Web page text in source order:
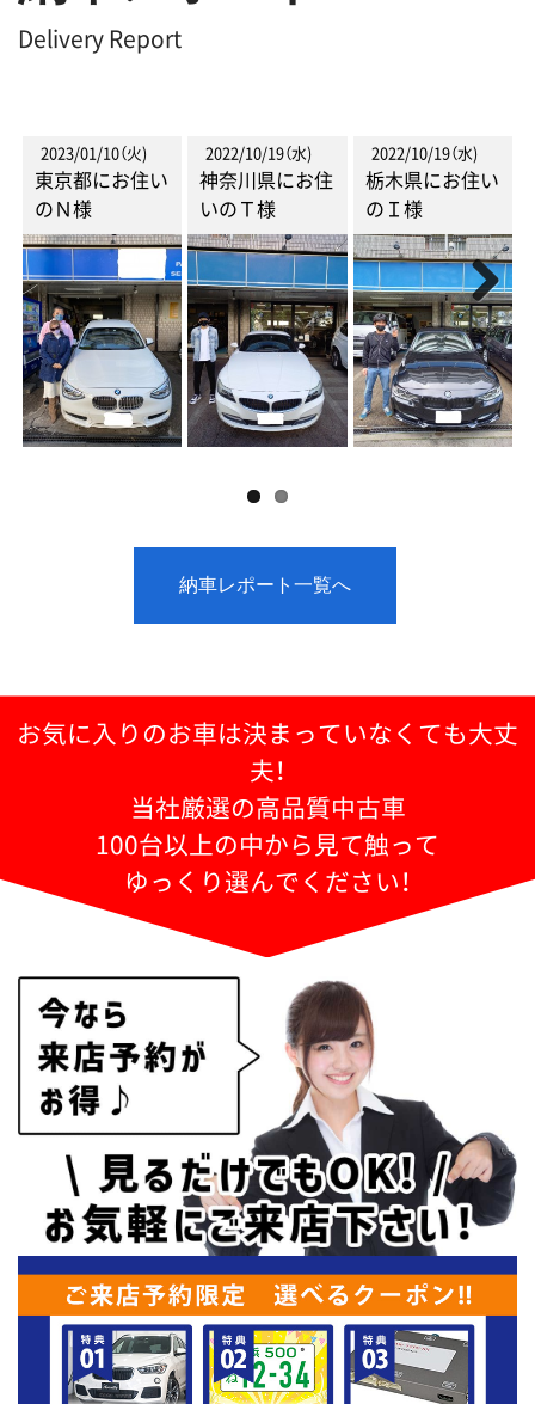
Delivery Report
2023/01/10（火)
東京都にお住い
のＮ様
2022/10/19（水)
神奈川県にお住
いのＴ様
2022/10/19（水)
栃木県にお住い
のＩ様
Next
納車レポート一覧へ
お気に入りのお車は決まっていなくても大丈
夫！
当社厳選の高品質中古車
100台以上の中から見て触って
ゆっくり選んでください！